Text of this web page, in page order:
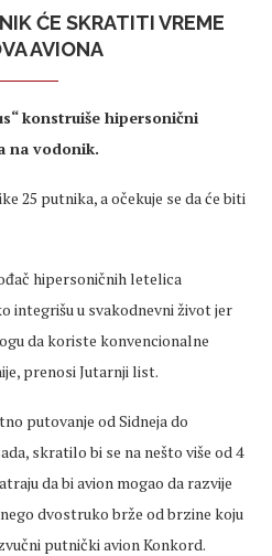
ĆE SKRATITI VREME
AVIONA
konstruiše hipersonični
na vodonik.
25 putnika, a očekuje se da će biti
hipersoničnih letelica
integrišu u svakodnevni život jer
da koriste konvencionalne
prenosi Jutarnji list.
putovanje od Sidneja do
skratilo bi se na nešto više od 4
da bi avion mogao da razvije
dvostruko brže od brzine koju
putnički avion Konkord.